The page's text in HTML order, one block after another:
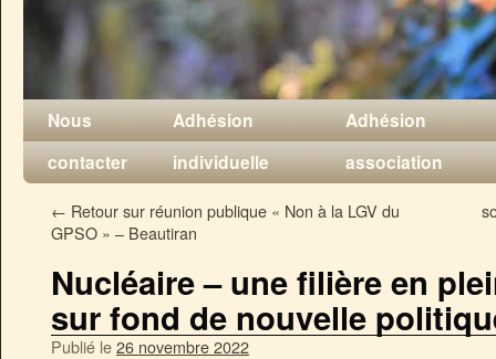
Nous
contacter
Adhésion
individuelle
Adhésion
association
← Retour sur réunion publique « Non à la LGV du
GPSO » – Beautiran
Nucléaire – une filière en
sur fond de nouvelle
Publié le26 novembre 2022